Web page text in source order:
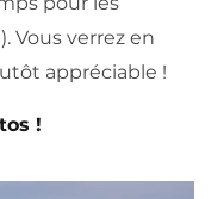
Vous verrez en
appréciable !
!